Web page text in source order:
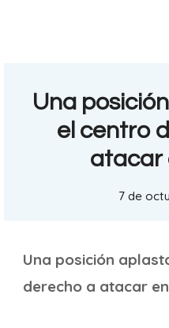
Una
el centro
atacar
7 de
Una posición
derecho a atacar